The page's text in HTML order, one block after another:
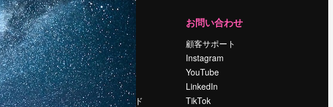
はじめに
Academy
ドキュメント
サポート
利用規約
プライバシーポリ
運営
料金
会社概要
Reviews
採用情報
検索トレンド
お問い合わせ
顧客サポート
Instagram
YouTube
LinkedIn
TikTok